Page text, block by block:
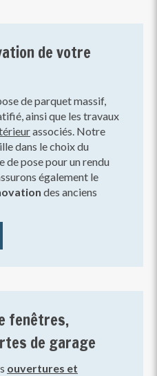
de votre
de parquet massif,
ainsi que les travaux
associés. Notre
dans le choix du
de pose pour un rendu
également le
des anciens
fenêtres,
de garage
ouvertures et